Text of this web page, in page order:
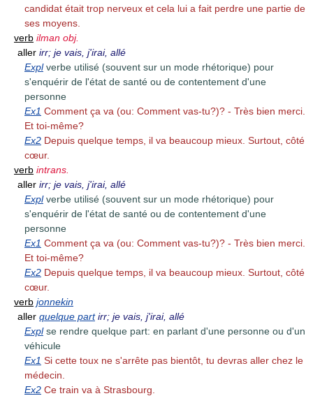
candidat était trop nerveux et cela lui a fait perdre une partie de
ses moyens.
verb ilman obj.
aller irr; je vais, j'irai, allé
Expl verbe utilisé (souvent sur un mode rhétorique) pour
s'enquérir de l'état de santé ou de contentement d'une
personne
Ex1 Comment ça va (ou: Comment vas-tu?)? - Très bien merci.
Et toi-même?
Ex2 Depuis quelque temps, il va beaucoup mieux. Surtout, côté
cœur.
verb intrans.
aller irr; je vais, j'irai, allé
Expl verbe utilisé (souvent sur un mode rhétorique) pour
s'enquérir de l'état de santé ou de contentement d'une
personne
Ex1 Comment ça va (ou: Comment vas-tu?)? - Très bien merci.
Et toi-même?
Ex2 Depuis quelque temps, il va beaucoup mieux. Surtout, côté
cœur.
verb jonnekin
aller quelque part irr; je vais, j'irai, allé
Expl se rendre quelque part: en parlant d'une personne ou d'un
véhicule
Ex1 Si cette toux ne s'arrête pas bientôt, tu devras aller chez le
médecin.
Ex2 Ce train va à Strasbourg.